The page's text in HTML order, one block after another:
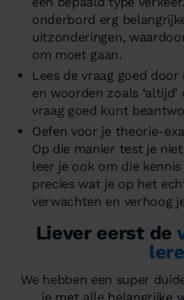
onderbord erg
uitzonderingen,
om moet gaan.
Lees de vraag goed
en woorden zoals ‘altijd’
vraag goed kunt
Oefen voor je theorie-
Op die manier test je
leer je ook om die
precies wat je op het
verwachten en verhoog
Liever eerst de
We hebben een super